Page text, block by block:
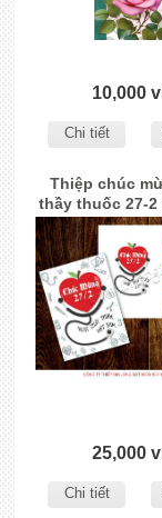
10,000
Chi tiết
Thiệp chúc
thầy thuốc 27-2
25,000
Chi tiết